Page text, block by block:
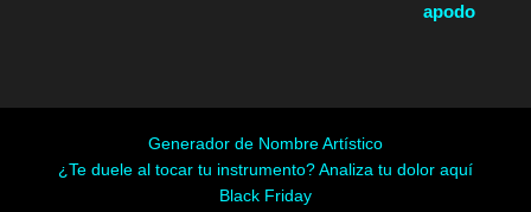
apodo
Generador de Nombre Artístico
¿Te duele al tocar tu instrumento? Analiza tu dolor aquí
Black Friday